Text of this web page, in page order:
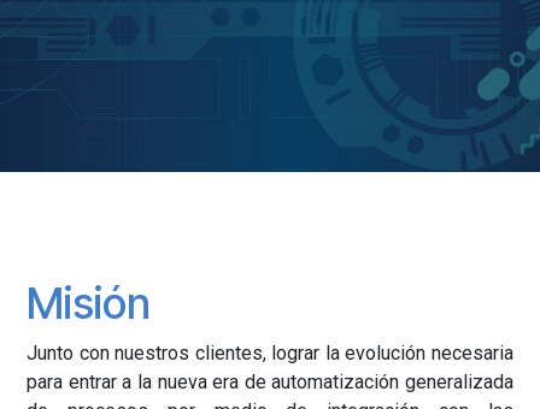
Misión
Junto con nuestros clientes, lograr la evolución necesaria
para entrar a la nueva era de automatización generalizada